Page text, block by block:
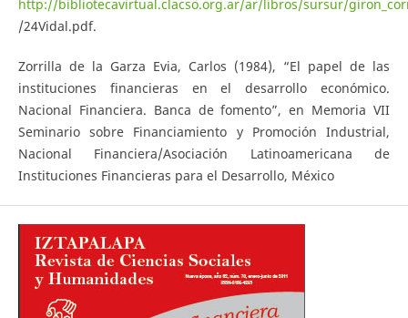
http://bibliotecavirtual.clacso.org.ar/ar/libros/sursur/
/24Vidal.pdf.
Zorrilla de la Garza Evia, Carlos (1984), “El papel de las
instituciones financieras en el desarrollo económico.
Nacional Financiera. Banca de fomento”, en Memoria VII
Seminario sobre Financiamiento y Promoción Industrial,
Nacional Financiera/Asociación Latinoamericana de
Instituciones Financieras para el Desarrollo, México